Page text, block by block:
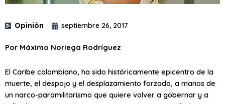
Opinión septiembre 26, 2017
Por Máximo Noriega Rodríguez
El Caribe colombiano, ha sido históricamente epicentro de la
muerte, el despojo y el desplazamiento forzado, a manos de
un narco-paramilitarismo que quiere volver a gobernar y a